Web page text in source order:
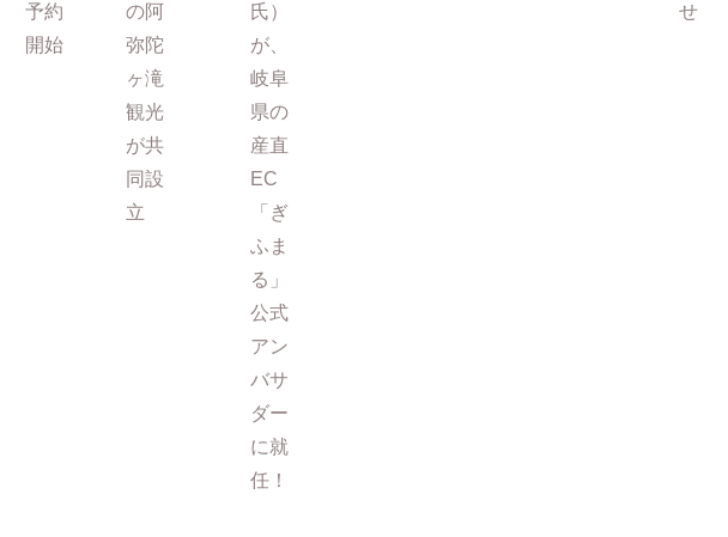
予約
開始
の阿
弥陀
ヶ滝
観光
が共
同設
立
氏）
が、
岐阜
県の
産直
EC
「ぎ
ふま
る」
公式
アン
バサ
ダー
に就
任！
せ